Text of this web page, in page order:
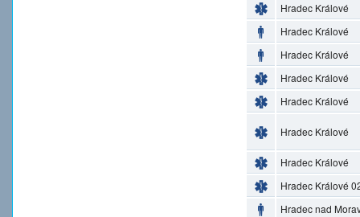
Hradec Králové
Hradec Králové
Hradec Králové
Hradec Králové
Hradec Králové
Hradec Králové
Hradec Králové
Hradec Králové
Hradec nad